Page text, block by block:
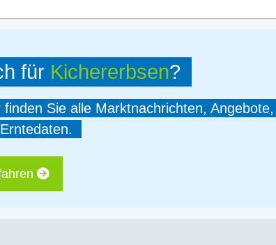
für Kichererbsen?
Sie alle Marktnachrichten, Angebote,